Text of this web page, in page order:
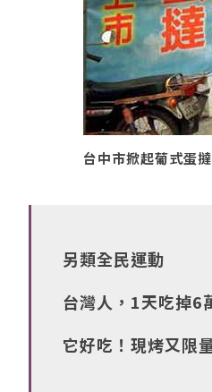
台中市掀起葡式蛋
另類全民運動
台灣人，1天吃掉6
它好吃！現烤又限